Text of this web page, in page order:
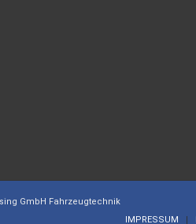
GmbH Fahrzeugtechnik
IMPRESSUM